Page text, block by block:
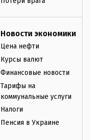
Новости экономики
Цена нефти
Курсы валют
Финансовые новости
Тарифы на
коммунальные услуги
Налоги
Пенсия в Украине